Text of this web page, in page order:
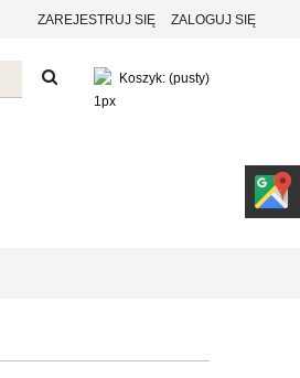
ZAREJESTRUJ SIĘ ZALOGUJ SIĘ
Koszyk: (pusty)